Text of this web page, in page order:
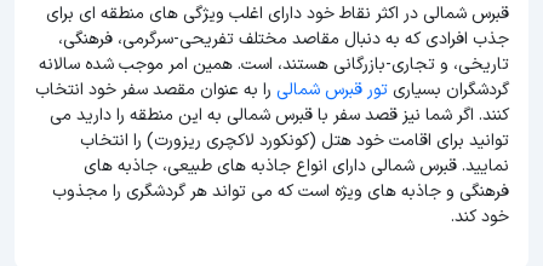
قبرس شمالی در اکثر نقاط خود دارای اغلب ویژگی های منطقه ای برای
جذب افرادی که به دنبال مقاصد مختلف تفریحی-سرگرمی، فرهنگی،
تاریخی، و تجاری-بازرگانی هستند، است. همین امر موجب شده سالانه
گردشگران بسیاریتور قبرس شمالی را به عنوان مقصد سفر خود انتخاب
کنند. اگر شما نیز قصد سفر با قبرس شمالی به این منطقه را دارید می
توانید برای اقامت خود هتل (کونکورد لاکچری ریزورت) را انتخاب
نمایید. قبرس شمالی دارای انواع جاذبه های طبیعی، جاذبه های
فرهنگی و جاذبه های ویژه است که می تواند هر گردشگری را مجذوب
خود کند.